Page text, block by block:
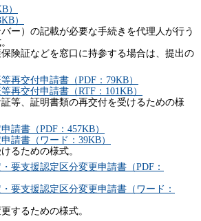
）
）
ー）の記載が必要な手続きを代理人が行う
険証などを窓口に持参する場合は、提出の
再交付申請書（PDF：79KB）
再交付申請書（RTF：101KB）
等、証明書類の再交付を受けるための様
請書（PDF：457KB）
請書（ワード：39KB）
るための様式。
要支援認定区分変更申請書（PDF：
要支援認定区分変更申請書（ワード：
するための様式。